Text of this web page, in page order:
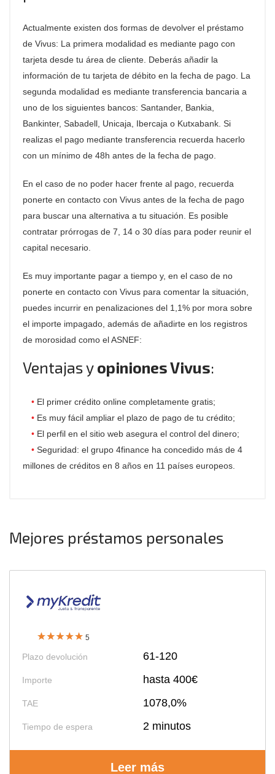
Actualmente existen dos formas de devolver el préstamo
de Vivus: La primera modalidad es mediante pago con
tarjeta desde tu área de cliente. Deberás añadir la
información de tu tarjeta de débito en la fecha de pago. La
segunda modalidad es mediante transferencia bancaria a
uno de los siguientes bancos: Santander, Bankia,
Bankinter, Sabadell, Unicaja, Ibercaja o Kutxabank. Si
realizas el pago mediante transferencia recuerda hacerlo
con un mínimo de 48h antes de la fecha de pago.
En el caso de no poder hacer frente al pago, recuerda
ponerte en contacto con Vivus antes de la fecha de pago
para buscar una alternativa a tu situación. Es posible
contratar prórrogas de 7, 14 o 30 días para poder reunir el
capital necesario.
Es muy importante pagar a tiempo y, en el caso de no
ponerte en contacto con Vivus para comentar la situación,
puedes incurrir en penalizaciones del 1,1% por mora sobre
el importe impagado, además de añadirte en los registros
de morosidad como el ASNEF:
Ventajas y opiniones Vivus:
El primer crédito online completamente gratis;
Es muy fácil ampliar el plazo de pago de tu crédito;
El perfil en el sitio web asegura el control del dinero;
Seguridad: el grupo 4finance ha concedido más de 4
millones de créditos en 8 años en 11 países europeos.
Mejores préstamos personales
5
Plazo devolución 61-120
Importe hasta 400€
TAE 1078,0%
Tiempo de espera 2 minutos
Leer más